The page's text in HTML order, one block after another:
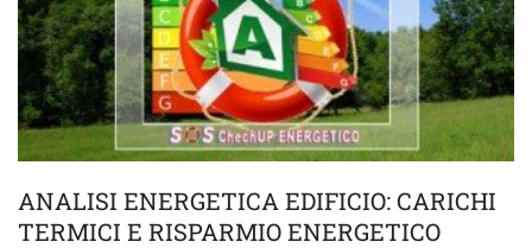
ANALISI ENERGETICA EDIFICIO: CARICHI
TERMICI E RISPARMIO ENERGETICO